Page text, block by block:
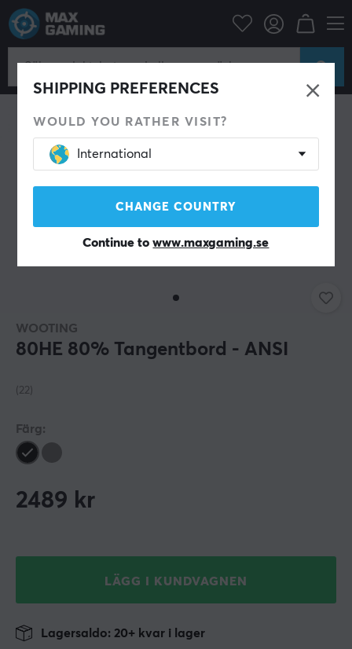
SHIPPING PREFERENCES
WOULD YOU RATHER VISIT?
International
CHANGE COUNTRY
Continue towww.maxgaming.se
Datortillbehör Gaming tangentbord
WOOTING
80HE 80% Tangentbord - ANSI
(22)
Färg:
2489 kr
LÄGG I KUNDVAGNEN
Lagersaldo: 20+ kvar i lager